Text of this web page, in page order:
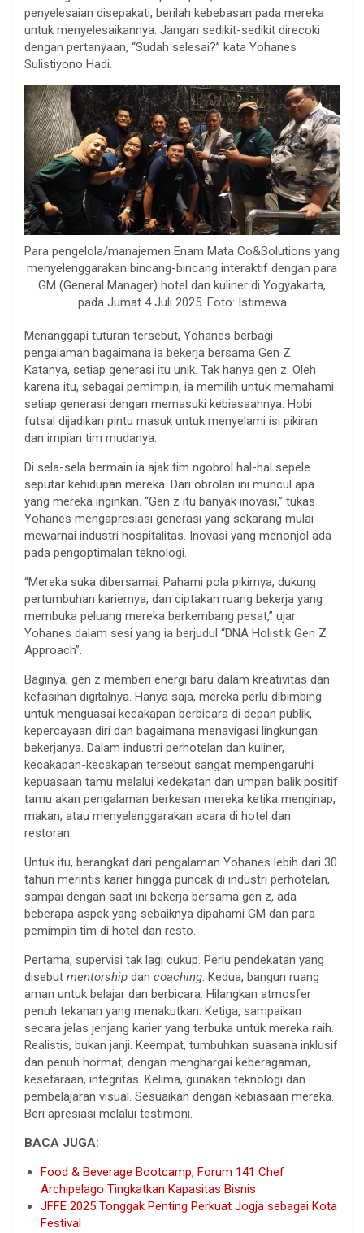
penyelesaian disepakati, berilah kebebasan pada mereka
untuk menyelesaikannya. Jangan sedikit-sedikit direcoki
dengan pertanyaan, “Sudah selesai?” kata Yohanes
Sulistiyono Hadi.
Para pengelola/manajemen Enam Mata Co&Solutions yang
menyelenggarakan bincang-bincang interaktif dengan para
GM (General Manager) hotel dan kuliner di Yogyakarta,
pada Jumat 4 Juli 2025. Foto: Istimewa
Menanggapi tuturan tersebut, Yohanes berbagi
pengalaman bagaimana ia bekerja bersama Gen Z.
Katanya, setiap generasi itu unik. Tak hanya gen z. Oleh
karena itu, sebagai pemimpin, ia memilih untuk memahami
setiap generasi dengan memasuki kebiasaannya. Hobi
futsal dijadikan pintu masuk untuk menyelami isi pikiran
dan impian tim mudanya.
Di sela-sela bermain ia ajak tim ngobrol hal-hal sepele
seputar kehidupan mereka. Dari obrolan ini muncul apa
yang mereka inginkan. “Gen z itu banyak inovasi,” tukas
Yohanes mengapresiasi generasi yang sekarang mulai
mewarnai industri hospitalitas. Inovasi yang menonjol ada
pada pengoptimalan teknologi.
“Mereka suka dibersamai. Pahami pola pikirnya, dukung
pertumbuhan kariernya, dan ciptakan ruang bekerja yang
membuka peluang mereka berkembang pesat,” ujar
Yohanes dalam sesi yang ia berjudul “DNA Holistik Gen Z
Approach”.
Baginya, gen z memberi energi baru dalam kreativitas dan
kefasihan digitalnya. Hanya saja, mereka perlu dibimbing
untuk menguasai kecakapan berbicara di depan publik,
kepercayaan diri dan bagaimana menavigasi lingkungan
bekerjanya. Dalam industri perhotelan dan kuliner,
kecakapan-kecakapan tersebut sangat mempengaruhi
kepuasaan tamu melalui kedekatan dan umpan balik positif
tamu akan pengalaman berkesan mereka ketika menginap,
makan, atau menyelenggarakan acara di hotel dan
restoran.
Untuk itu, berangkat dari pengalaman Yohanes lebih dari 30
tahun merintis karier hingga puncak di industri perhotelan,
sampai dengan saat ini bekerja bersama gen z, ada
beberapa aspek yang sebaiknya dipahami GM dan para
pemimpin tim di hotel dan resto.
Pertama, supervisi tak lagi cukup. Perlu pendekatan yang
disebut mentorship dan coaching. Kedua, bangun ruang
aman untuk belajar dan berbicara. Hilangkan atmosfer
penuh tekanan yang menakutkan. Ketiga, sampaikan
secara jelas jenjang karier yang terbuka untuk mereka raih.
Realistis, bukan janji. Keempat, tumbuhkan suasana inklusif
dan penuh hormat, dengan menghargai keberagaman,
kesetaraan, integritas. Kelima, gunakan teknologi dan
pembelajaran visual. Sesuaikan dengan kebiasaan mereka.
Beri apresiasi melalui testimoni.
BACA JUGA:
Food & Beverage Bootcamp, Forum 141 Chef
Archipelago Tingkatkan Kapasitas Bisnis
JFFE 2025 Tonggak Penting Perkuat Jogja sebagai Kota
Festival